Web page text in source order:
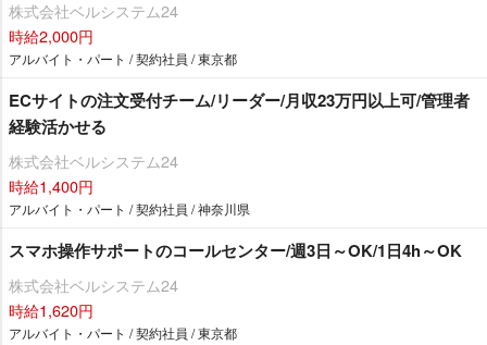
株式会社ベルシステム24
時給2,000円
アルバイト・パート / 契約社員 / 東京都
ECサイトの注文受付チーム/リーダー/月収23万円以上可/管理者
経験活かせる
株式会社ベルシステム24
時給1,400円
アルバイト・パート / 契約社員 / 神奈川県
スマホ操作サポートのコールセンター/週3日～OK/1日4h～OK
株式会社ベルシステム24
時給1,620円
アルバイト・パート / 契約社員 / 東京都